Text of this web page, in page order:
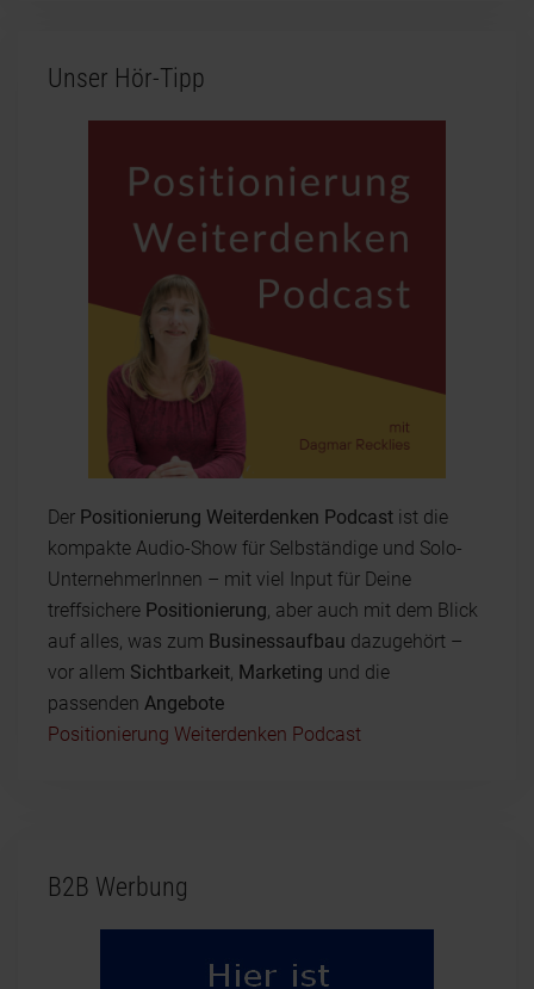
Unser Hör-Tipp
Der Positionierung Weiterdenken Podcast ist die
kompakte Audio-Show für Selbständige und Solo-
UnternehmerInnen – mit viel Input für Deine
treffsichere Positionierung, aber auch mit dem Blick
auf alles, was zum Businessaufbau dazugehört –
vor allem Sichtbarkeit, Marketing und die
passenden Angebote
Positionierung Weiterdenken Podcast
B2B Werbung